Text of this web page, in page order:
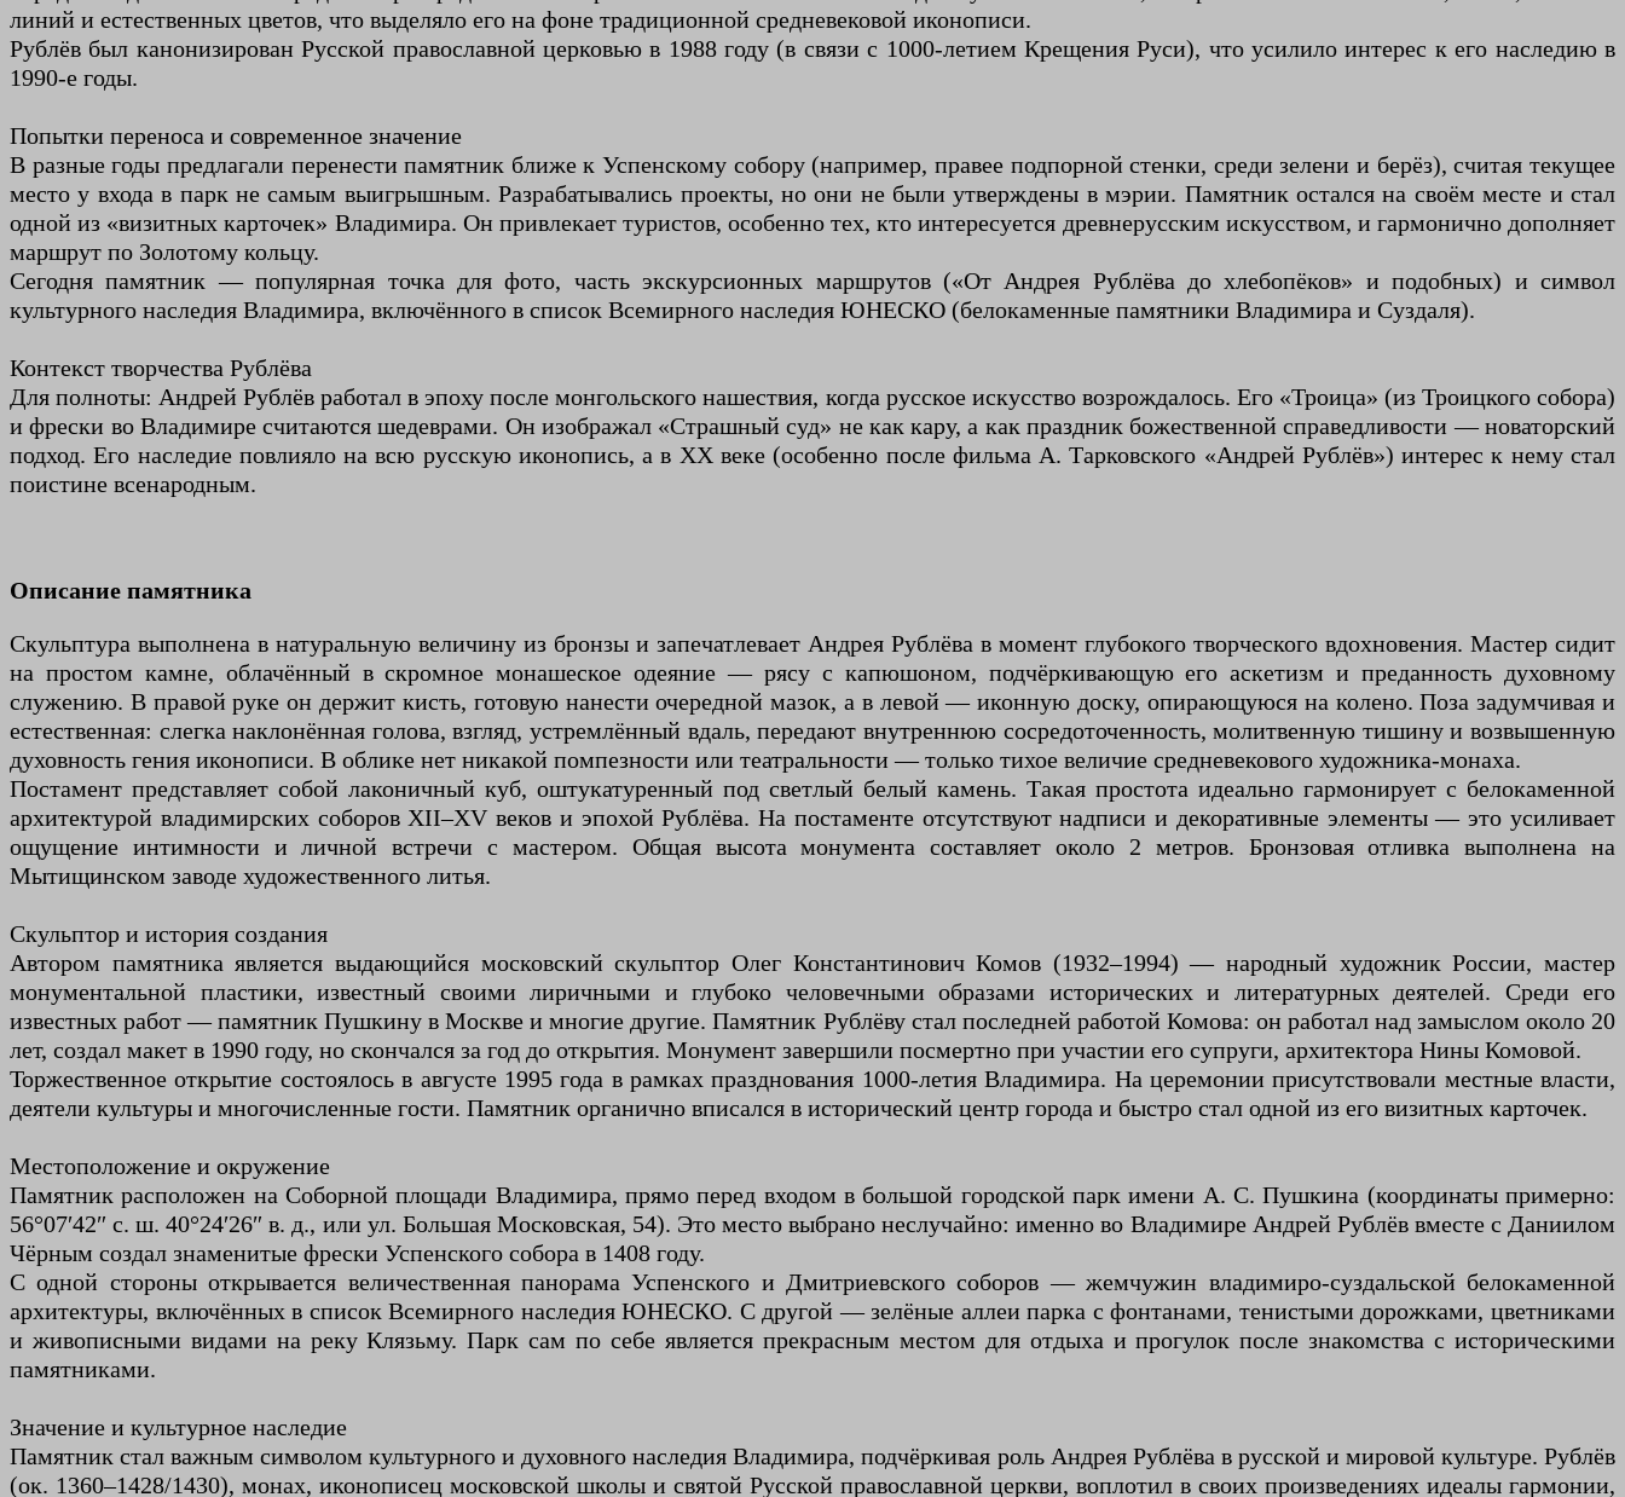
линий и естественных цветов, что выделяло его на фоне традиционной средневековой иконописи.
Рублёв был канонизирован Русской православной церковью в 1988 году (в связи с 1000-летием Крещения Руси), что усилило интерес к его наследию в
1990-е годы.
Попытки переноса и современное значение
В разные годы предлагали перенести памятник ближе к Успенскому собору (например, правее подпорной стенки, среди зелени и берёз), считая текущее
место у входа в парк не самым выигрышным. Разрабатывались проекты, но они не были утверждены в мэрии. Памятник остался на своём месте и стал
одной из «визитных карточек» Владимира. Он привлекает туристов, особенно тех, кто интересуется древнерусским искусством, и гармонично дополняет
маршрут по Золотому кольцу.
Сегодня памятник — популярная точка для фото, часть экскурсионных маршрутов («От Андрея Рублёва до хлебопёков» и подобных) и символ
культурного наследия Владимира, включённого в список Всемирного наследия ЮНЕСКО (белокаменные памятники Владимира и Суздаля).
Контекст творчества Рублёва
Для полноты: Андрей Рублёв работал в эпоху после монгольского нашествия, когда русское искусство возрождалось. Его «Троица» (из Троицкого собора)
и фрески во Владимире считаются шедеврами. Он изображал «Страшный суд» не как кару, а как праздник божественной справедливости — новаторский
подход. Его наследие повлияло на всю русскую иконопись, а в XX веке (особенно после фильма А. Тарковского «Андрей Рублёв») интерес к нему стал
поистине всенародным.
Описание памятника
Скульптура выполнена в натуральную величину из бронзы и запечатлевает Андрея Рублёва в момент глубокого творческого вдохновения. Мастер сидит
на простом камне, облачённый в скромное монашеское одеяние — рясу с капюшоном, подчёркивающую его аскетизм и преданность духовному
служению. В правой руке он держит кисть, готовую нанести очередной мазок, а в левой — иконную доску, опирающуюся на колено. Поза задумчивая и
естественная: слегка наклонённая голова, взгляд, устремлённый вдаль, передают внутреннюю сосредоточенность, молитвенную тишину и возвышенную
духовность гения иконописи. В облике нет никакой помпезности или театральности — только тихое величие средневекового художника-монаха.
Постамент представляет собой лаконичный куб, оштукатуренный под светлый белый камень. Такая простота идеально гармонирует с белокаменной
архитектурой владимирских соборов XII–XV веков и эпохой Рублёва. На постаменте отсутствуют надписи и декоративные элементы — это усиливает
ощущение интимности и личной встречи с мастером. Общая высота монумента составляет около 2 метров. Бронзовая отливка выполнена на
Мытищинском заводе художественного литья.
Скульптор и история создания
Автором памятника является выдающийся московский скульптор Олег Константинович Комов (1932–1994) — народный художник России, мастер
монументальной пластики, известный своими лиричными и глубоко человечными образами исторических и литературных деятелей. Среди его
известных работ — памятник Пушкину в Москве и многие другие. Памятник Рублёву стал последней работой Комова: он работал над замыслом около 20
лет, создал макет в 1990 году, но скончался за год до открытия. Монумент завершили посмертно при участии его супруги, архитектора Нины Комовой.
Торжественное открытие состоялось в августе 1995 года в рамках празднования 1000-летия Владимира. На церемонии присутствовали местные власти,
деятели культуры и многочисленные гости. Памятник органично вписался в исторический центр города и быстро стал одной из его визитных карточек.
Местоположение и окружение
Памятник расположен на Соборной площади Владимира, прямо перед входом в большой городской парк имени А. С. Пушкина (координаты примерно:
56°07′42″ с. ш. 40°24′26″ в. д., или ул. Большая Московская, 54). Это место выбрано неслучайно: именно во Владимире Андрей Рублёв вместе с Даниилом
Чёрным создал знаменитые фрески Успенского собора в 1408 году.
С одной стороны открывается величественная панорама Успенского и Дмитриевского соборов — жемчужин владимиро-суздальской белокаменной
архитектуры, включённых в список Всемирного наследия ЮНЕСКО. С другой — зелёные аллеи парка с фонтанами, тенистыми дорожками, цветниками
и живописными видами на реку Клязьму. Парк сам по себе является прекрасным местом для отдыха и прогулок после знакомства с историческими
памятниками.
Значение и культурное наследие
Памятник стал важным символом культурного и духовного наследия Владимира, подчёркивая роль Андрея Рублёва в русской и мировой культуре. Рублёв
(ок. 1360–1428/1430), монах, иконописец московской школы и святой Русской православной церкви, воплотил в своих произведениях идеалы гармонии,